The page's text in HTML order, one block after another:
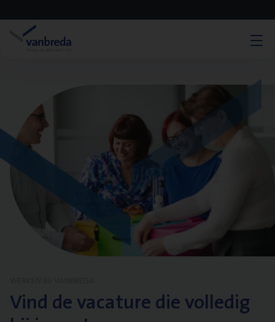
Vind de vacature die volledig